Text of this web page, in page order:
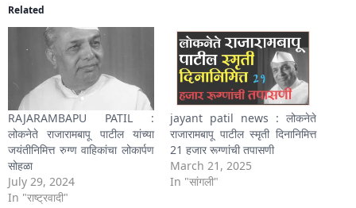
Related
RAJARAMBAPU PATIL :
लोकनेते राजारामबापू पाटील यांच्या
जयंतीनिमित्त रुग्ण वाहिकांचा लोकार्पण
सोहळा
July 29, 2024
In "राष्ट्रवादी"
jayant patil news : लोकनेते
राजारामबापू पाटील स्मृती दिनानिमित्त
21 हजार रूग्णांची तपासणी
March 21, 2025
In "सांगली"